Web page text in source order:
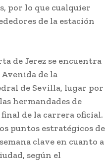
por lo que cualquier
de la estación
de Jerez se encuentra
de la
de Sevilla, lugar por
hermandades de
de la carrera oficial.
puntos estratégicos de
clave en cuanto a
según el